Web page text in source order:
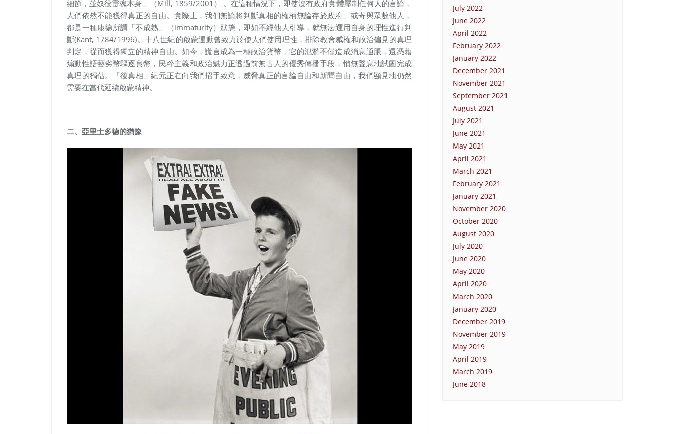
細節，並奴役靈魂本身 」（Mill, 1859/2001） 。在這種情況下，即使沒有政府實體壓制任何人的言論，
人們依然不能獲得真正的自由。實際上，我們無論將判斷真相的權柄無論存於政府、或寄與眾數他人，
都是一種康德所謂「不成熟」（immaturity）狀態，即如不經他人引導，就無法運用自身的理性進行判
斷(Kant, 1784/1996)。十八世紀的啟蒙運動曾致力於使人們使用理性，排除教會威權和政治偏見的真理
判定，從而獲得獨立的精神自由。如今，謊言成為一種政治貨幣，它的氾濫不僅造成消息通脹，還憑藉
煽動性語藝劣幣驅逐良幣，民粹主義和政治魅力正透過前無古人的優秀傳播手段，悄無聲息地試圖完成
真理的獨佔。「後真相」紀元正在向我們招手致意，威脅真正的言論自由和新聞自由，我們顯見地仍然
需要在當代延續啟蒙精神。
二、亞里士多德的猶豫
July 2022
June 2022
April 2022
February 2022
January 2022
December 2021
November 2021
September 2021
August 2021
July 2021
June 2021
May 2021
April 2021
March 2021
February 2021
January 2021
November 2020
October 2020
August 2020
July 2020
June 2020
May 2020
April 2020
March 2020
January 2020
December 2019
November 2019
May 2019
April 2019
March 2019
June 2018